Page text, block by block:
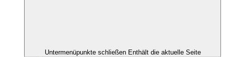
Untermenüpunkte schließen Enthält die aktuelle Seite